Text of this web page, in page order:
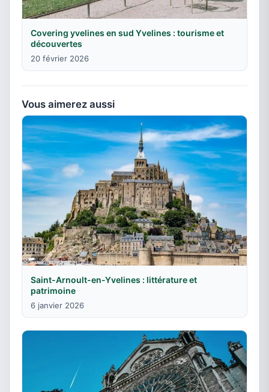
Covering yvelines en sud Yvelines : tourisme et
découvertes
20 février 2026
Vous aimerez aussi
Saint-Arnoult-en-Yvelines : littérature et
patrimoine
6 janvier 2026